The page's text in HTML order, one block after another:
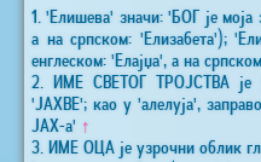
1. 'Елишева' значи: 'БОГ је моја
а на српском: 'Елизабета');
енглеском: 'Елајџа', а на
2. ИМЕ СВЕТОГ ТРОЈСТВА је
'ЈАХВЕ'; као у 'алелуја',
ЈАХ-а' ↑
3. ИМЕ ОЦА је узрочни облик